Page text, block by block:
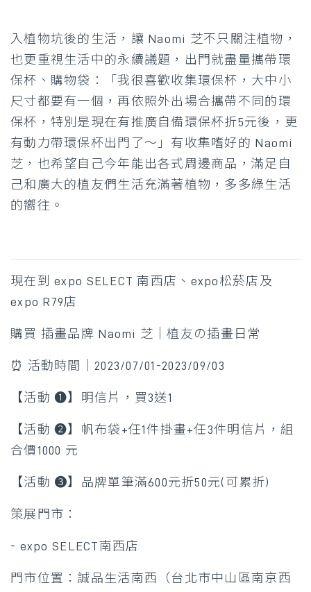
入植物坑後的生活，讓 Naomi 芝不只關注植物，
也更重視生活中的永續議題，出門就盡量攜帶環
保杯、購物袋：「我很喜歡收集環保杯，大中小
尺寸都要有一個，再依照外出場合攜帶不同的環
保杯，特別是現在有推廣自備環保杯折5元後，更
有動力帶環保杯出門了～」有收集嗜好的 Naomi
芝，也希望自己今年能出各式周邊商品，滿足自
己和廣大的植友們生活充滿著植物，多多綠生活
的嚮往。
現在到 expo SELECT 南西店、expo松菸店及
expo R79店
購買 插畫品牌 Naomi 芝｜植友の插畫日常
⏰ 活動時間｜2023/07/01-2023/09/03
【活動 ➊】明信片，買3送1
【活動 ➋】帆布袋+任1件掛畫+任3件明信片，組
合價1000 元
【活動 ➌】品牌單筆滿600元折50元(可累折)
策展門市：
- expo SELECT南西店
門市位置：誠品生活南西（台北市中山區南京西